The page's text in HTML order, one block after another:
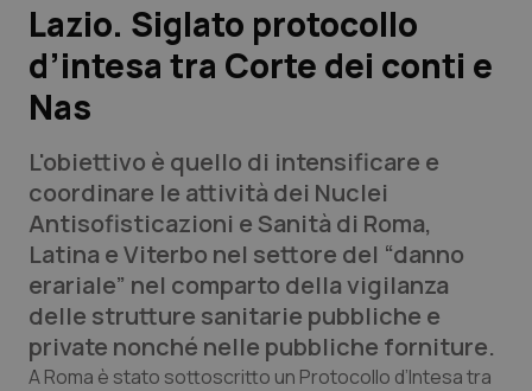
Lavoro e Professioni
Scienza e Farmaci
Studi e Analisi
Lettere al direttore
Edizioni Regionali
QS Pro
Lazio. Siglato protocollo
d’intesa tra Corte dei conti e
Nas
L'obiettivo è quello di intensificare e
coordinare le attività dei Nuclei
Antisofisticazioni e Sanità di Roma,
Latina e Viterbo nel settore del “danno
erariale” nel comparto della vigilanza
delle strutture sanitarie pubbliche e
private nonché nelle pubbliche forniture.
A Roma è stato sottoscritto un Protocollo d’Intesa tra